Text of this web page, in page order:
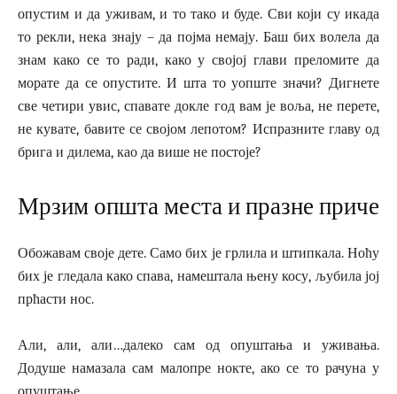
опустим и да уживам, и то тако и буде. Сви који су икада
то рекли, нека знају – да појма немају. Баш бих волела да
знам како се то ради, како у својој глави преломите да
морате да се опустите. И шта то уопште значи? Дигнете
све четири увис, спавате докле год вам је воља, не перете,
не кувате, бавите се својом лепотом? Испразните главу од
брига и дилема, као да више не постоје?
Мрзим општа места и празне приче
Обожавам своје дете. Само бих је грлила и штипкала. Ноћу
бих је гледала како спава, намештала њену косу, љубила јој
прћасти нос.
Али, али, али…далеко сам од опуштања и уживања.
Додуше намазала сам малопре нокте, ако се то рачуна у